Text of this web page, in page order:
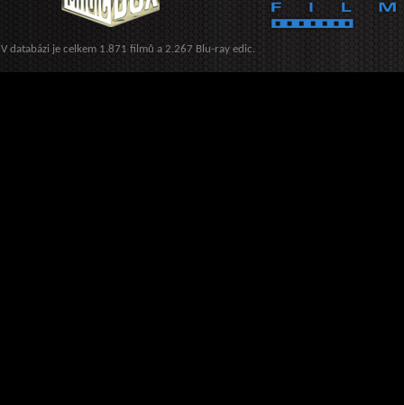
V databázi je celkem 1.871 filmů a 2.267 Blu-ray edic.